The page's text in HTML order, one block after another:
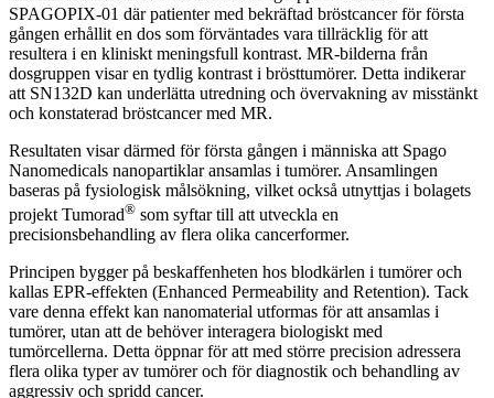
SPAGOPIX-01 där patienter med bekräftad bröstcancer för första
gången erhållit en dos som förväntades vara tillräcklig för att
resultera i en kliniskt meningsfull kontrast. MR-bilderna från
dosgruppen visar en tydlig kontrast i brösttumörer. Detta indikerar
att SN132D kan underlätta utredning och övervakning av misstänkt
och konstaterad bröstcancer med MR.
Resultaten visar därmed för första gången i människa att Spago
Nanomedicals nanopartiklar ansamlas i tumörer. Ansamlingen
baseras på fysiologisk målsökning, vilket också utnyttjas i bolagets
projekt Tumorad® som syftar till att utveckla en
precisionsbehandling av flera olika cancerformer.
Principen bygger på beskaffenheten hos blodkärlen i tumörer och
kallas EPR-effekten (Enhanced Permeability and Retention). Tack
vare denna effekt kan nanomaterial utformas för att ansamlas i
tumörer, utan att de behöver interagera biologiskt med
tumörcellerna. Detta öppnar för att med större precision adressera
flera olika typer av tumörer och för diagnostik och behandling av
aggressiv och spridd cancer.